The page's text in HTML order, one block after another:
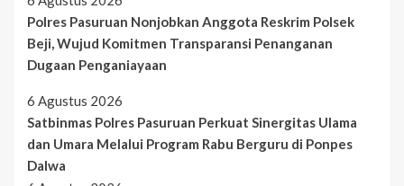
Polres Pasuruan Nonjobkan Anggota Reskrim Polsek
Beji, Wujud Komitmen Transparansi Penanganan
Dugaan Penganiayaan
6 Agustus 2026
Satbinmas Polres Pasuruan Perkuat Sinergitas Ulama
dan Umara Melalui Program Rabu Berguru di Ponpes
Dalwa